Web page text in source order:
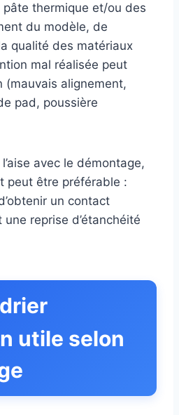
thermique et/ou des
du modèle, de
qualité des matériaux
mal réalisée peut
(mauvais alignement,
pad, poussière
avec le démontage,
peut être préférable :
un contact
reprise d’étanchéité
utile selon